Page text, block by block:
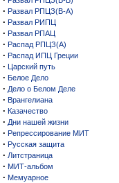
· Развал РПЦЗ(В-А)
· Развал РИПЦ
· Развал РПАЦ
· Распад РПЦЗ(А)
· Распад ИПЦ Греции
· Царский путь
· Белое Дело
· Дело о Белом Деле
· Врангелиана
· Казачество
· Дни нашей жизни
· Репрессирование МИТ
· Русская защита
· Литстраница
· МИТ-альбом
· Мемуарное